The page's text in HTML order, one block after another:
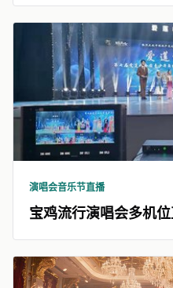
演唱会音乐节直播
宝鸡流行演唱会多机